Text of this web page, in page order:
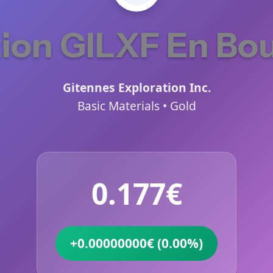
GILXF En
Gitennes Exploration Inc.
Basic Materials • Gold
0.177€
+0.00000000€ (0.00%)